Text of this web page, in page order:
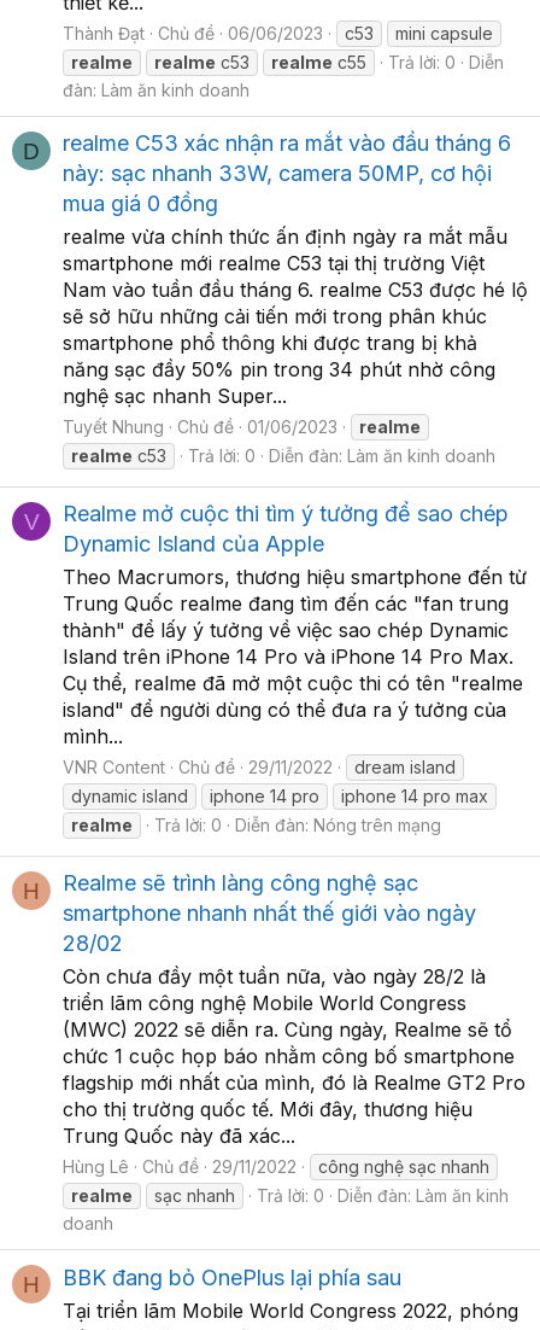
Thành Đạt Chủ đề 06/06/2023 c53
mini capsule
realme
realme c53 realme c55 Trả lời: 0
Diễn
đàn: Làm ăn kinh doanh
D
realme C53 xác nhận ra mắt vào đầu tháng 6
này: sạc nhanh 33W, camera 50MP, cơ hội
mua giá 0 đồng
realme vừa chính thức ấn định ngày ra mắt mẫu
smartphone mới realme C53 tại thị trường Việt
Nam vào tuần đầu tháng 6. realme C53 được hé lộ
sẽ sở hữu những cải tiến mới trong phân khúc
smartphone phổ thông khi được trang bị khả
năng sạc đầy 50% pin trong 34 phút nhờ công
nghệ sạc nhanh Super...
Tuyết Nhung Chủ đề 01/06/2023
realme
realme c53 Trả lời: 0 Diễn đàn: Làm ăn kinh doanh
V
Realme mở cuộc thi tìm ý tưởng để sao chép
Dynamic Island của Apple
Theo Macrumors, thương hiệu smartphone đến từ
Trung Quốc realme đang tìm đến các "fan trung
thành" để lấy ý tưởng về việc sao chép Dynamic
Island trên iPhone 14 Pro và iPhone 14 Pro Max.
Cụ thể, realme đã mở một cuộc thi có tên "realme
island" để người dùng có thể đưa ra ý tưởng của
mình...
VNR Content Chủ đề 29/11/2022
dream island
dynamic island
iphone 14 pro
iphone 14 pro max
realme
Trả lời: 0 Diễn đàn: Nóng trên mạng
H
Realme sẽ trình làng công nghệ sạc
smartphone nhanh nhất thế giới vào ngày
28/02
Còn chưa đầy một tuần nữa, vào ngày 28/2 là
triển lãm công nghệ Mobile World Congress
(MWC) 2022 sẽ diễn ra. Cùng ngày, Realme sẽ tổ
chức 1 cuộc họp báo nhằm công bố smartphone
flagship mới nhất của mình, đó là Realme GT2 Pro
cho thị trường quốc tế. Mới đây, thương hiệu
Trung Quốc này đã xác...
Hùng Lê Chủ đề 29/11/2022
công nghệ sạc nhanh
realme
sạc nhanh Trả lời: 0 Diễn đàn: Làm ăn kinh
doanh
H BBK đang bỏ OnePlus lại phía sau
Tại triển lãm Mobile World Congress 2022, phóng